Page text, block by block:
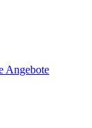
Angebote